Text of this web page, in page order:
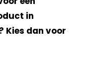
in
Kies dan voor